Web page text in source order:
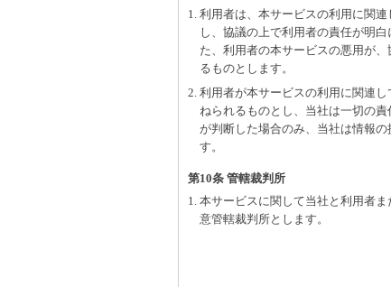
1. 利用者は、本サービスの利用に関
し、協議の上で利用者の責任が明
た、利用者の本サービスの悪用が
るものとします。
2. 利用者が本サービスの利用に関連
ねられるものとし、当社は一切の
が判断した場合のみ、当社は情報
す。
第10条 管轄裁判所
1. 本サービスに関して当社と利用者
意管轄裁判所とします。